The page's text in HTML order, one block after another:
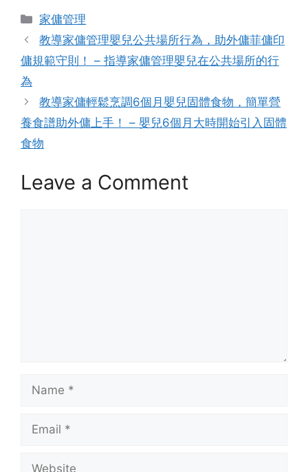
Categories
家傭管理
教導家傭管理嬰兒公共場所行為，助外傭菲傭印
傭規範守則！ – 指導家傭管理嬰兒在公共場所的行
為
教導家傭輕鬆烹調6個月嬰兒固體食物，簡單營
養食譜助外傭上手！ – 嬰兒6個月大時開始引入固體
食物
Leave a Comment
Name
Email
Website